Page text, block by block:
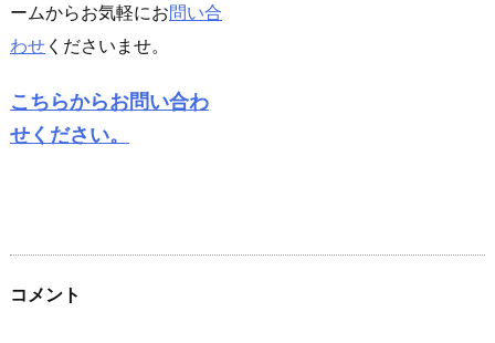
ームからお気軽にお問い合
わせ くださいませ。
こちらからお問い合わ
せください。
コメント